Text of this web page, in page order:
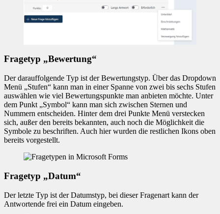
Fragetyp „Bewertung“
Der darauffolgende Typ ist der Bewertungstyp. Über das Dropdown
Menü „Stufen“ kann man in einer Spanne von zwei bis sechs Stufen
auswählen wie viel Bewertungspunkte man anbieten möchte. Unter
dem Punkt „Symbol“ kann man sich zwischen Sternen und
Nummern entscheiden. Hinter dem drei Punkte Menü verstecken
sich, außer den bereits bekannten, auch noch die Möglichkeit die
Symbole zu beschriften. Auch hier wurden die restlichen Ikons oben
bereits vorgestellt.
Fragetyp „Datum“
Der letzte Typ ist der Datumstyp, bei dieser Fragenart kann der
Antwortende frei ein Datum eingeben.